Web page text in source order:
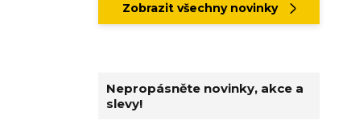
Zobrazit všechny novinky
Nepropásněte novinky, akce a
slevy!